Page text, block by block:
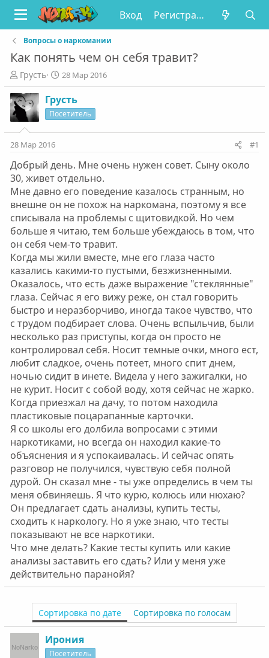
Вход Регистрация
Вопросы о наркомании
Как понять чем он себя травит?
А
в
т
о
р
т
е
ы
Грусть
Д
а
т
а
н
а
л
а
28 Мар 2016
Грусть
Посетитель
28 Мар 2016 #1
Добрый день. Мне очень нужен совет. Сыну около
30, живет отдельно.
Мне давно его поведение казалось странным, но
внешне он не похож на наркомана, поэтому я все
списывала на проблемы с щитовидкой. Но чем
больше я читаю, тем больше убеждаюсь в том, что
он себя чем-то травит.
Когда мы жили вместе, мне его глаза часто
казались какими-то пустыми, безжизненными.
Оказалось, что есть даже выражение "стеклянные"
глаза. Сейчас я его вижу реже, он стал говорить
быстро и неразборчиво, иногда такое чувство, что
с трудом подбирает слова. Очень вспыльчив, были
несколько раз приступы, когда он просто не
контролировал себя. Носит темные очки, много ест,
любит сладкое, очень потеет, много спит днем,
ночью сидит в инете. Видела у него зажигалки, но
не курит. Носит с собой воду, хотя сейчас не жарко.
Когда приезжал на дачу, то потом находила
пластиковые поцарапанные карточки.
Я со школы его долбила вопросами с этими
наркотиками, но всегда он находил какие-то
объяснения и я успокаивалась. И сейчас опять
разговор не получился, чувствую себя полной
дурой. Он сказал мне - ты уже определись в чем ты
меня обвиняешь. Я что курю, колюсь или нюхаю?
Он предлагает сдать анализы, купить тесты,
сходить к наркологу. Но я уже знаю, что тесты
показывают не все наркотики.
Что мне делать? Какие тесты купить или какие
анализы заставить его сдать? Или у меня уже
действительно паранойя?
Сортировка по дате Сортировка по голосам
Ирония
Посетитель